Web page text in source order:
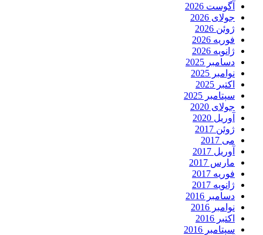
آگوست 2026
جولای 2026
ژوئن 2026
فوریه 2026
ژانویه 2026
دسامبر 2025
نوامبر 2025
اکتبر 2025
سپتامبر 2025
جولای 2020
آوریل 2020
ژوئن 2017
می 2017
آوریل 2017
مارس 2017
فوریه 2017
ژانویه 2017
دسامبر 2016
نوامبر 2016
اکتبر 2016
سپتامبر 2016